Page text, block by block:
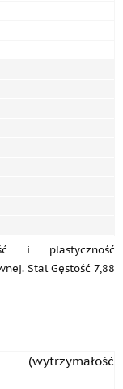
i plastyczność
Stal Gęstość 7,88